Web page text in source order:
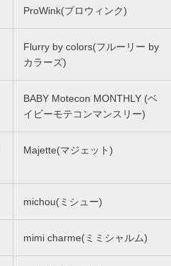
ProWink(プロウィンク)
Flurry by colors(フルーリー by
カラーズ)
BABY Motecon MONTHLY (ベ
イビーモテコンマンスリー)
Majette(マジェット)
michou(ミシュー)
mimi charme(ミミシャルム)